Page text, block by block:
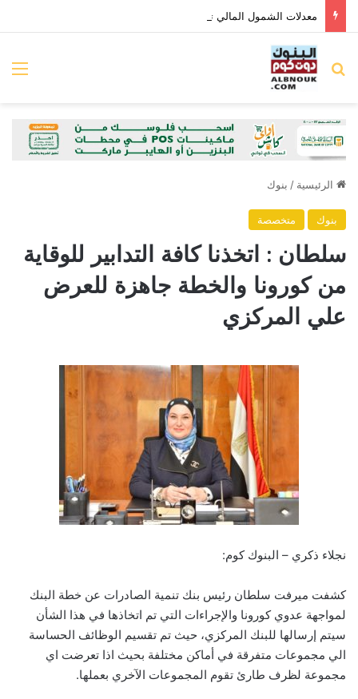
بحث عن
الرئيسية / بنوك
بنوك متخصصة
سلطان : اتخذنا كافة التدابير للوقاية
من كورونا والخطة جاهزة للعرض
علي المركزي
نجلاء ذكري – البنوك كوم:
كشفت ميرفت سلطان رئيس بنك تنمية الصادرات عن خطة البنك
لمواجهة عدوي كورونا والإجراءات التي تم اتخاذها في هذا الشأن
سيتم إرسالها للبنك المركزي، حيث تم تقسيم الوظائف الحساسة
الي مجموعات متفرقة في أماكن مختلفة بحيث اذا تعرضت اي
مجموعة لظرف طارئ تقوم المجموعات الآخري بعملها.